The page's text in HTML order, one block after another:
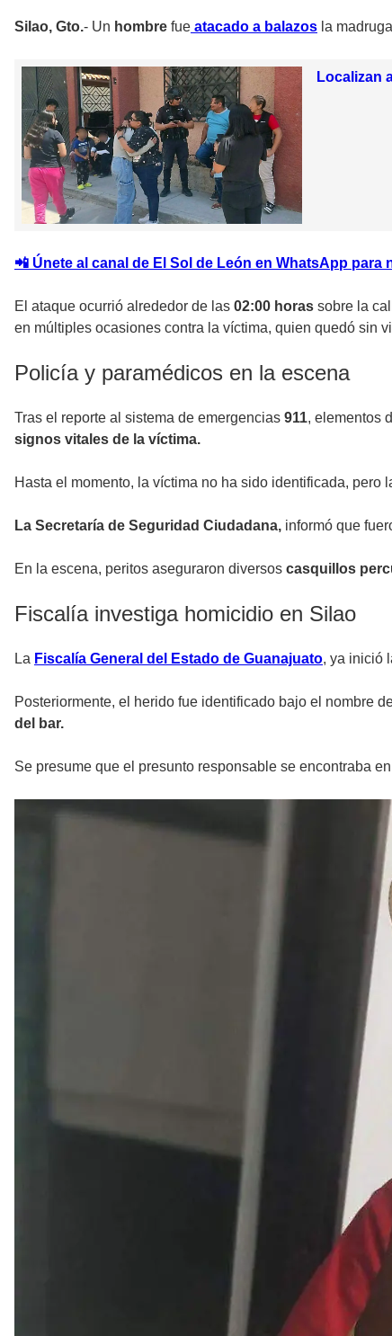
Silao, Gto.- Un hombre fue atacado a balazos la
Localizan
📲 Únete al canal de El Sol de León en WhatsApp
El ataque ocurrió alrededor de las 02:00 horas sobre la
en múltiples ocasiones contra la víctima, quien quedó sin
Policía y paramédicos en la escena
Tras el reporte al sistema de emergencias 911, elementos
signos vitales de la víctima.
Hasta el momento, la víctima no ha sido identificada, pero
La Secretaría de Seguridad Ciudadana, informó que
En la escena, peritos aseguraron diversos casquillos
Fiscalía investiga homicidio en Silao
La Fiscalía General del Estado de Guanajuato, ya inició
Posteriormente, el herido fue identificado bajo el nombre
del bar.
Se presume que el presunto responsable se encontraba en